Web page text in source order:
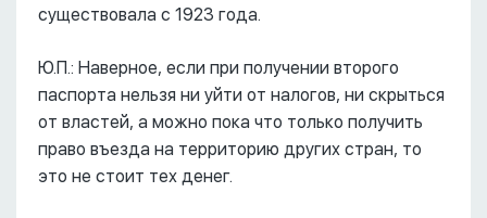
существовала с 1923 года.
Ю.П.: Наверное, если при получении второго
паспорта нельзя ни уйти от налогов, ни скрыться
от властей, а можно пока что только получить
право въезда на территорию других стран, то
это не стоит тех денег.